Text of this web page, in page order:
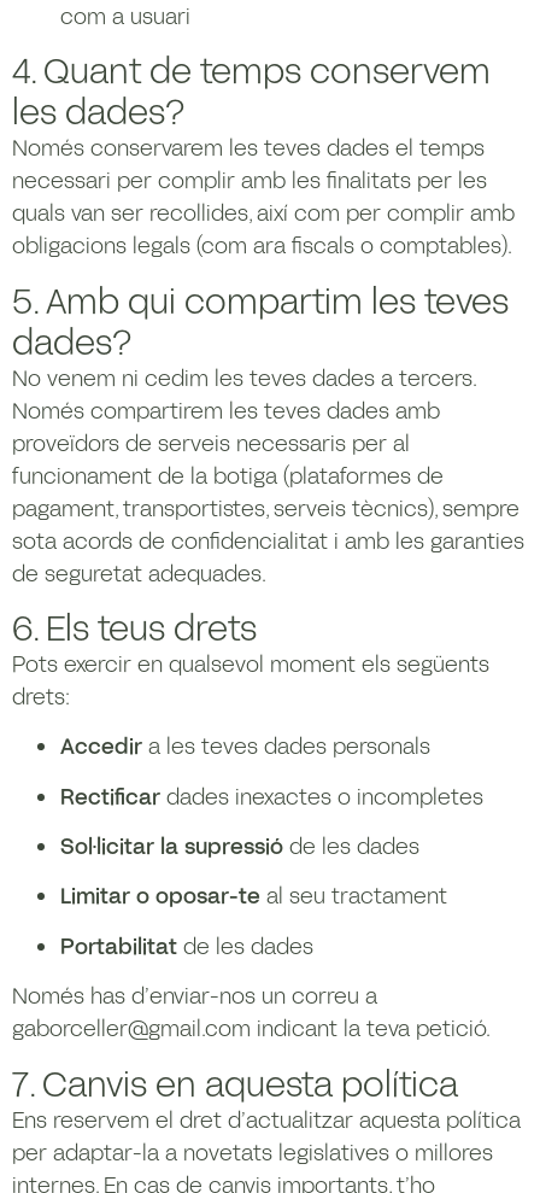
com a usuari
4. Quant de temps conservem
les dades?
Només conservarem les teves dades el temps
necessari per complir amb les finalitats per les
quals van ser recollides, així com per complir amb
obligacions legals (com ara fiscals o comptables).
5. Amb qui compartim les teves
dades?
No venem ni cedim les teves dades a tercers.
Només compartirem les teves dades amb
proveïdors de serveis necessaris per al
funcionament de la botiga (plataformes de
pagament, transportistes, serveis tècnics), sempre
sota acords de confidencialitat i amb les garanties
de seguretat adequades.
6. Els teus drets
Pots exercir en qualsevol moment els següents
drets:
Accedir a les teves dades personals
Rectificar dades inexactes o incompletes
Sol·licitar la supressió de les dades
Limitar o oposar-te al seu tractament
Portabilitat de les dades
Només has d’enviar-nos un correu a
gaborceller@gmail.com indicant la teva petició.
7. Canvis en aquesta política
Ens reservem el dret d’actualitzar aquesta política
per adaptar-la a novetats legislatives o millores
internes. En cas de canvis importants, t’ho